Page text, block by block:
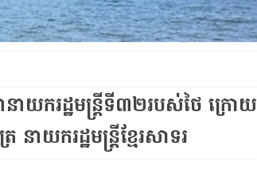
ករដ្ឋមន្ត្រីទី៣២របស់ថៃ ក្រោយ
យករដ្ឋមន្ត្រីខ្មែរសាទរ